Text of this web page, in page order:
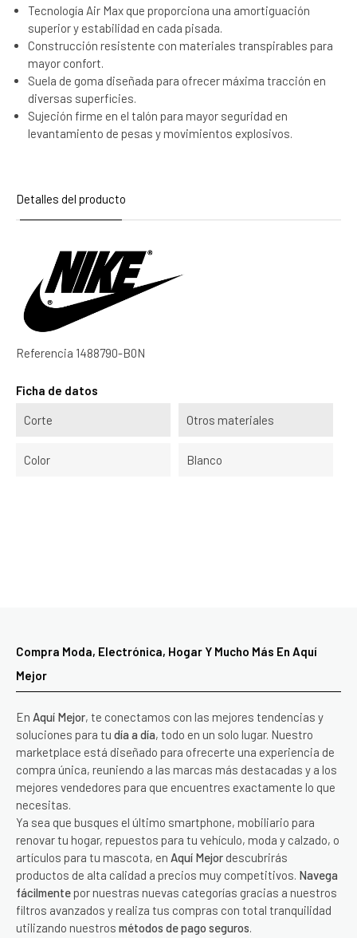
Tecnología Air Max que proporciona una amortiguación
superior y estabilidad en cada pisada.
Construcción resistente con materiales transpirables para
mayor confort.
Suela de goma diseñada para ofrecer máxima tracción en
diversas superficies.
Sujeción firme en el talón para mayor seguridad en
levantamiento de pesas y movimientos explosivos.
Detalles del producto
Referencia 1488790-B0N
Ficha de datos
Corte Otros materiales
Color Blanco
Compra Moda, Electrónica, Hogar Y Mucho Más En Aquí
Mejor
En Aquí Mejor, te conectamos con las mejores tendencias y
soluciones para tu día a día, todo en un solo lugar. Nuestro
marketplace está diseñado para ofrecerte una experiencia de
compra única, reuniendo a las marcas más destacadas y a los
mejores vendedores para que encuentres exactamente lo que
necesitas.
Ya sea que busques el último smartphone, mobiliario para
renovar tu hogar, repuestos para tu vehículo, moda y calzado, o
artículos para tu mascota, en Aquí Mejor descubrirás
productos de alta calidad a precios muy competitivos. Navega
fácilmente por nuestras nuevas categorías gracias a nuestros
filtros avanzados y realiza tus compras con total tranquilidad
utilizando nuestros métodos de pago seguros.